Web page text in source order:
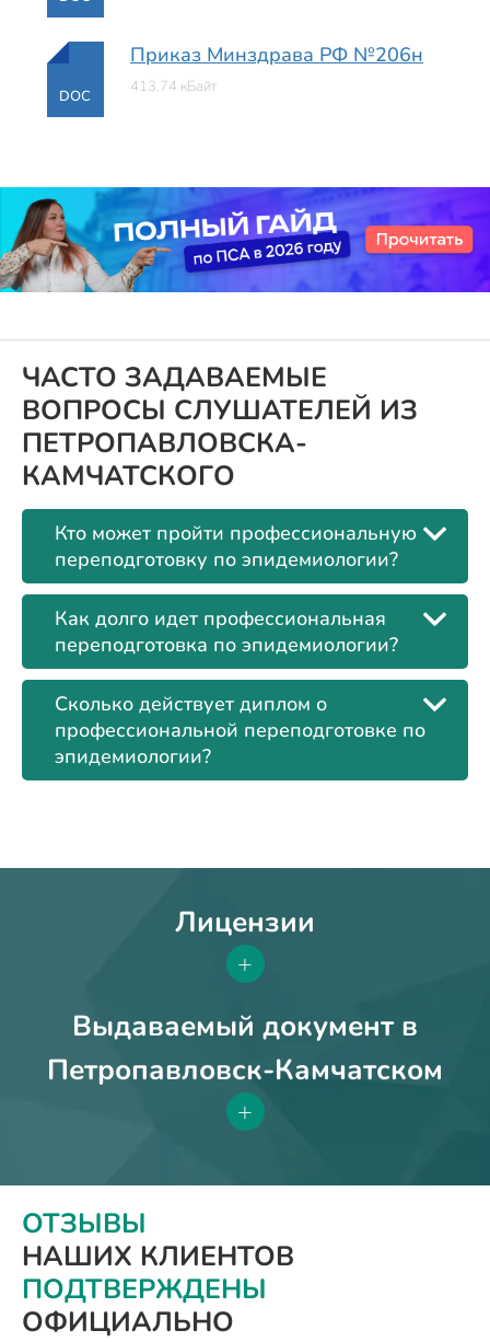
DOC
Приказ Минздрава РФ №206н
413.74 кБайт
ЧАСТО ЗАДАВАЕМЫЕ
ВОПРОСЫ СЛУШАТЕЛЕЙ ИЗ
ПЕТРОПАВЛОВСКА-
КАМЧАТСКОГО
Кто может пройти профессиональную
переподготовку по эпидемиологии?
Как долго идет профессиональная
переподготовка по эпидемиологии?
Сколько действует диплом о
профессиональной переподготовке по
эпидемиологии?
Лицензии
+
Выдаваемый документ в
Петропавловск-Камчатском
+
ОТЗЫВЫ
НАШИХ КЛИЕНТОВ
ПОДТВЕРЖДЕНЫ
ОФИЦИАЛЬНО